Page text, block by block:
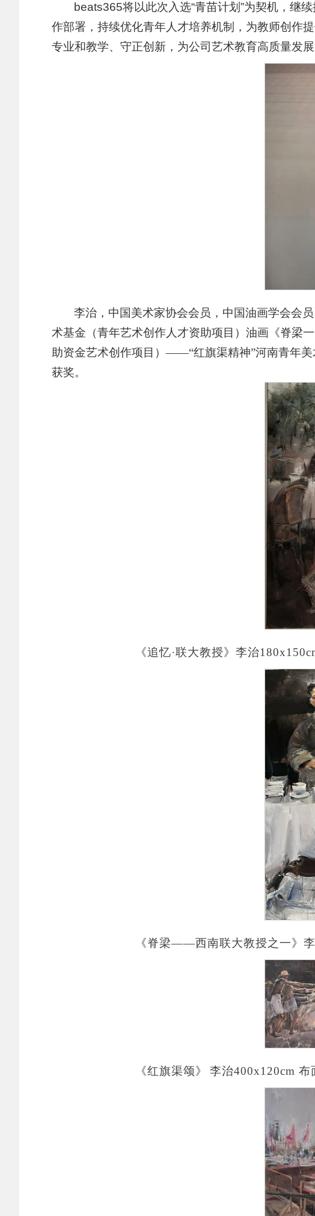
beats365将以此次入选“青苗计划”为契机，继
作部署，持续优化青年人才培养机制，为教师创作
专业和教学、守正创新，为公司艺术教育高质量发
李治，中 国美术家协会会员，中国油画学会会
术基金（青年艺术创作人才资助项目）油画《脊梁
助资金艺术创作项目）——“红旗渠精神”河南青年美
获奖。
《追忆·联大教授》李治
《脊梁——西南联大教授之一》
《红旗渠颂》 李治400x120cm 布